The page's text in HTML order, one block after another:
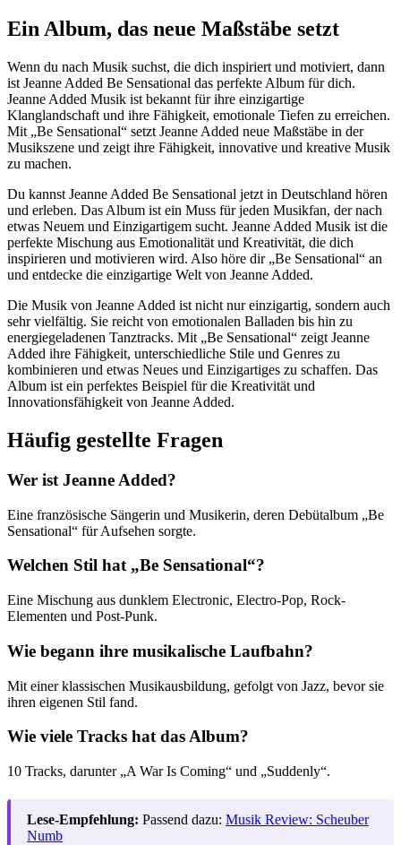
Ein Album, das neue Maßstäbe setzt
Wenn du nach Musik suchst, die dich inspiriert und motiviert, dann
ist Jeanne Added Be Sensational das perfekte Album für dich.
Jeanne Added Musik ist bekannt für ihre einzigartige
Klanglandschaft und ihre Fähigkeit, emotionale Tiefen zu erreichen.
Mit „Be Sensational“ setzt Jeanne Added neue Maßstäbe in der
Musikszene und zeigt ihre Fähigkeit, innovative und kreative Musik
zu machen.
Du kannst Jeanne Added Be Sensational jetzt in Deutschland hören
und erleben. Das Album ist ein Muss für jeden Musikfan, der nach
etwas Neuem und Einzigartigem sucht. Jeanne Added Musik ist die
perfekte Mischung aus Emotionalität und Kreativität, die dich
inspirieren und motivieren wird. Also höre dir „Be Sensational“ an
und entdecke die einzigartige Welt von Jeanne Added.
Die Musik von Jeanne Added ist nicht nur einzigartig, sondern auch
sehr vielfältig. Sie reicht von emotionalen Balladen bis hin zu
energiegeladenen Tanztracks. Mit „Be Sensational“ zeigt Jeanne
Added ihre Fähigkeit, unterschiedliche Stile und Genres zu
kombinieren und etwas Neues und Einzigartiges zu schaffen. Das
Album ist ein perfektes Beispiel für die Kreativität und
Innovationsfähigkeit von Jeanne Added.
Häufig gestellte Fragen
Wer ist Jeanne Added?
Eine französische Sängerin und Musikerin, deren Debütalbum „Be
Sensational“ für Aufsehen sorgte.
Welchen Stil hat „Be Sensational“?
Eine Mischung aus dunklem Electronic, Electro-Pop, Rock-
Elementen und Post-Punk.
Wie begann ihre musikalische Laufbahn?
Mit einer klassischen Musikausbildung, gefolgt von Jazz, bevor sie
ihren eigenen Stil fand.
Wie viele Tracks hat das Album?
10 Tracks, darunter „A War Is Coming“ und „Suddenly“.
Lese-Empfehlung: Passend dazu: Musik Review: Scheuber
Numb